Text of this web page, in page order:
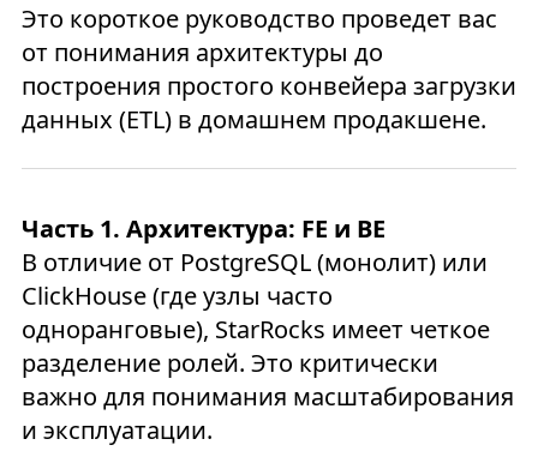
Это короткое руководство проведет вас
от понимания архитектуры до
построения простого конвейера загрузки
данных (ETL) в домашнем продакшене.
Часть 1. Архитектура: FE и BE
В отличие от PostgreSQL (монолит) или
ClickHouse (где узлы часто
одноранговые), StarRocks имеет четкое
разделение ролей. Это критически
важно для понимания масштабирования
и эксплуатации.